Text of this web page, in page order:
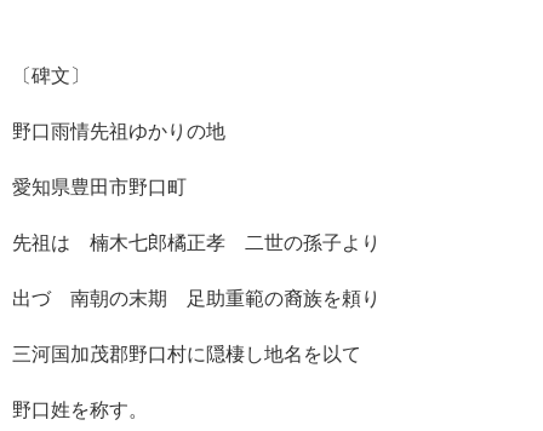
〔碑文〕
野口雨情先祖ゆかりの地
愛知県豊田市野口町
先祖は 楠木七郎橘正孝 二世の孫子より
出づ 南朝の末期 足助重範の裔族を頼り
三河国加茂郡野口村に隠棲し地名を以て
野口姓を称す。